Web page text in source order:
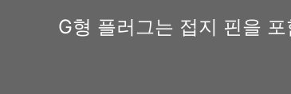
G형 플러그는 접지 핀을